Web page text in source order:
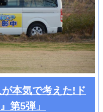
本気で考えた!ド
第5弾」